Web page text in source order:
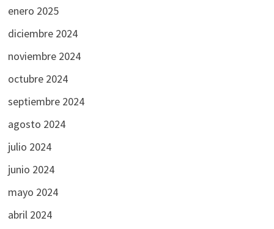
enero 2025
diciembre 2024
noviembre 2024
octubre 2024
septiembre 2024
agosto 2024
julio 2024
junio 2024
mayo 2024
abril 2024